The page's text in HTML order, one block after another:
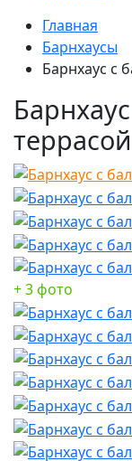
Главная
Барнхаусы
Барнхаус с
+ 3 фото